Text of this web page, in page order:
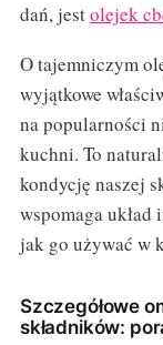
dań, jestolejek
O tajemniczym
wyjątkowe
na popularności
kuchni. To
kondycję naszej
wspomaga
jak go używać w
Szczegółowe
składników: